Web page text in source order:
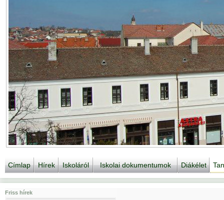
Címlap Hírek Iskoláról Iskolai dokumentumok Diákélet
Friss hírek